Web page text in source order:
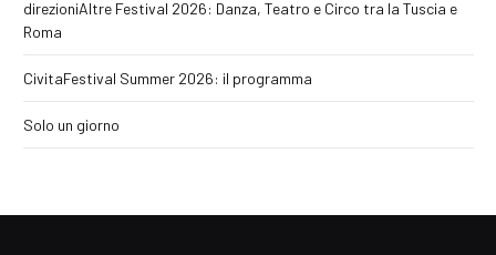
direzioniAltre Festival 2026: Danza, Teatro e Circo tra la Tuscia e
Roma
CivitaFestival Summer 2026: il programma
Solo un giorno